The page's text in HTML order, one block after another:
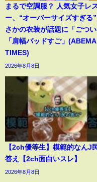
まるで空調服？ 人気女子レ
ー、“オーバーサイズすぎる”
さかの衣装が話題に「ごつい
「肩幅パッドすご」(ABEMA
TIMES)
2026年8月8日
【2ch優等生】模範的なんJ
答え【2ch面白いスレ】
2026年8月8日